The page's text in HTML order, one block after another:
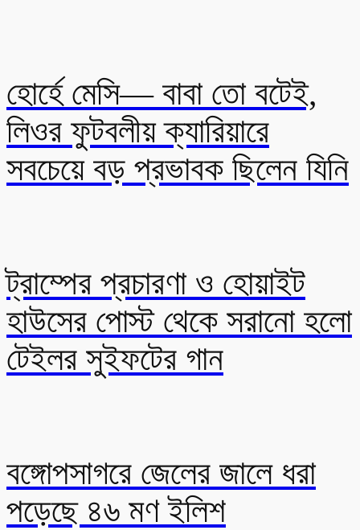
হোর্হে মেসি— বাবা তো বটেই,
লিওর ফুটবলীয় ক্যারিয়ারে
সবচেয়ে বড় প্রভাবক ছিলেন যিনি
ট্রাম্পের প্রচারণা ও হোয়াইট
হাউসের পোস্ট থেকে সরানো হলো
টেইলর সুইফটের গান
বঙ্গোপসাগরে জেলের জালে ধরা
পড়েছে ৪৬ মণ ইলিশ